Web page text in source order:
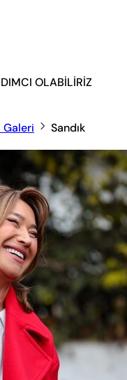
OLABİLİRİZ
Galeri
Sandık